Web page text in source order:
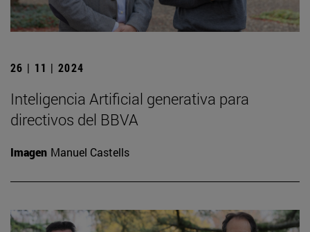
26 | 11 | 2024
Inteligencia Artificial generativa para
directivos del BBVA
Imagen Manuel Castells